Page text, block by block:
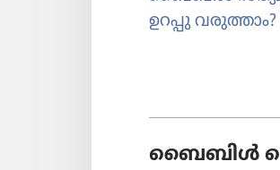
ഉറപ്പു വരുത്താം?
ബൈബിൾ